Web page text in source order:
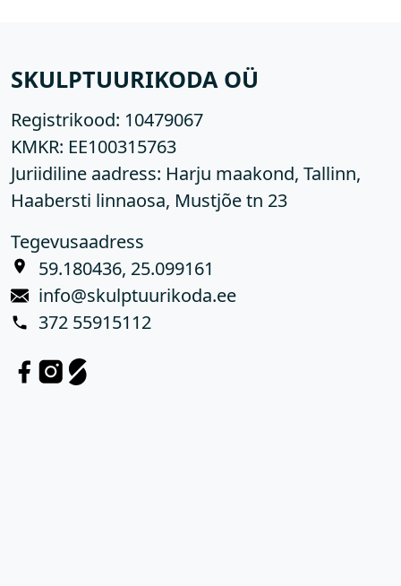
SKULPTUURIKODA OÜ
Registrikood: 10479067
KMKR: EE100315763
Juriidiline aadress: Harju maakond, Tallinn,
Haabersti linnaosa, Mustjõe tn 23
Tegevusaadress
59.180436, 25.099161
info@skulptuurikoda.ee
372 55915112